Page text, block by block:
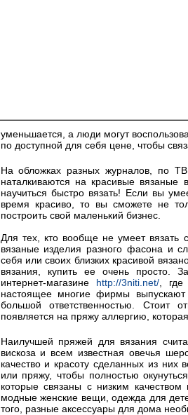
уменьшается, а люди могут
по доступной для себя цене, чтобы
На обложках разных журналов, по
наталкиваются на красивые вязаные
научиться быстро вязать! Если вы
время красиво, то вы сможете не
построить свой маленький бизнес.
Для тех, кто вообще не умеет вязать
вязаные изделия разного фасона и
себя или своих близких красивой
вязания, купить ее очень просто.
интернет-магазине http://3niti.net/, где
настоящее многие фирмы
большой ответственностью. Стоит
появляется на пряжу аллергию,
Наилучшей пряжей для вязания
вискоза и всем известная овечья
качество и красоту сделанных из них
или пряжу, чтобы полностью
которые связаны с низким
модные женские вещи, одежда для
того, разные аксессуары для дома